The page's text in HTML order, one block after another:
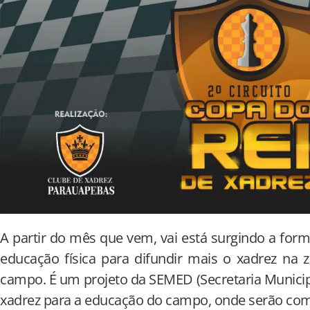
A partir do mês que vem, vai está surgindo a
educação física para difundir mais o xadrez na
campo. É um projeto da SEMED (Secretaria
xadrez para a educação do campo, onde serão